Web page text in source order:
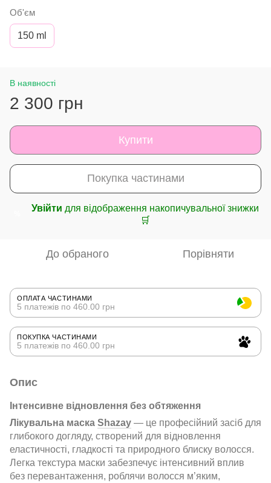
Об'єм
150 ml
В наявності
2 300 грн
Купити
Покупка частинами
Увійти для відображення накопичувальної знижки
🛒
До обраного Порівняти
ОПЛАТА ЧАСТИНАМИ
5 платежів по 460.00 грн
ПОКУПКА ЧАСТИНАМИ
5 платежів по 460.00 грн
Опис
Інтенсивне відновлення без обтяження
Лікувальна маска Shazay — це професійний засіб для
глибокого догляду, створений для відновлення
еластичності, гладкості та природного блиску волосся.
Легка текстура маски забезпечує інтенсивний вплив
без перевантаження, роблячи волосся м’яким,